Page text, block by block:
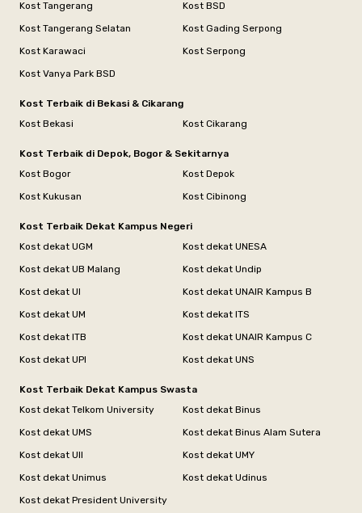
Kost Tangerang
Kost BSD
Kost Tangerang Selatan
Kost Gading Serpong
Kost Karawaci
Kost Serpong
Kost Vanya Park BSD
Kost Terbaik di Bekasi & Cikarang
Kost Bekasi
Kost Cikarang
Kost Terbaik di Depok, Bogor & Sekitarnya
Kost Bogor
Kost Depok
Kost Kukusan
Kost Cibinong
Kost Terbaik Dekat Kampus Negeri
Kost dekat UGM
Kost dekat UNESA
Kost dekat UB Malang
Kost dekat Undip
Kost dekat UI
Kost dekat UNAIR Kampus B
Kost dekat UM
Kost dekat ITS
Kost dekat ITB
Kost dekat UNAIR Kampus C
Kost dekat UPI
Kost dekat UNS
Kost Terbaik Dekat Kampus Swasta
Kost dekat Telkom University
Kost dekat Binus
Kost dekat UMS
Kost dekat Binus Alam Sutera
Kost dekat UII
Kost dekat UMY
Kost dekat Unimus
Kost dekat Udinus
Kost dekat President University